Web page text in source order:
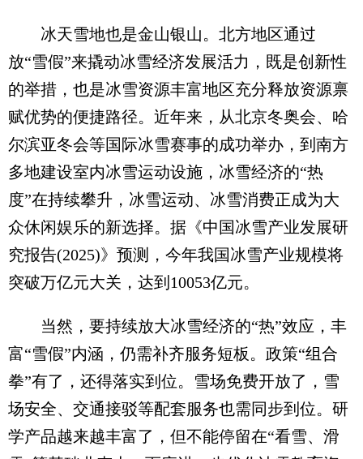
冰天雪地也是金山银山。北方地区通过
放“雪假”来撬动冰雪经济发展活力，既是创新性
的举措，也是冰雪资源丰富地区充分释放资源禀
赋优势的便捷路径。近年来，从北京冬奥会、哈
尔滨亚冬会等国际冰雪赛事的成功举办，到南方
多地建设室内冰雪运动设施，冰雪经济的“热
度”在持续攀升，冰雪运动、冰雪消费正成为大
众休闲娱乐的新选择。据《中国冰雪产业发展研
究报告(2025)》预测，今年我国冰雪产业规模将
突破万亿元大关，达到10053亿元。
当然，要持续放大冰雪经济的“热”效应，丰
富“雪假”内涵，仍需补齐服务短板。政策“组合
拳”有了，还得落实到位。雪场免费开放了，雪
场安全、交通接驳等配套服务也需同步到位。研
学产品越来越丰富了，但不能停留在“看雪、滑